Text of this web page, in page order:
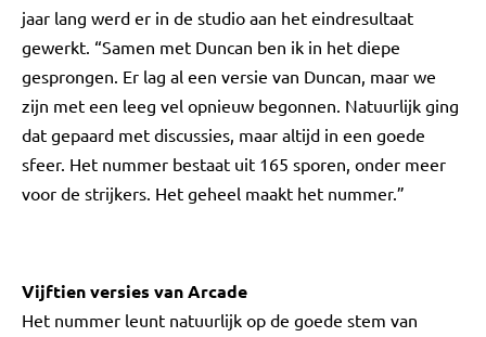
jaar lang werd er in de studio aan het eindresultaat
gewerkt. “Samen met Duncan ben ik in het diepe
gesprongen. Er lag al een versie van Duncan, maar we
zijn met een leeg vel opnieuw begonnen. Natuurlijk ging
dat gepaard met discussies, maar altijd in een goede
sfeer. Het nummer bestaat uit 165 sporen, onder meer
voor de strijkers. Het geheel maakt het nummer.”
Vijftien versies van Arcade
Het nummer leunt natuurlijk op de goede stem van